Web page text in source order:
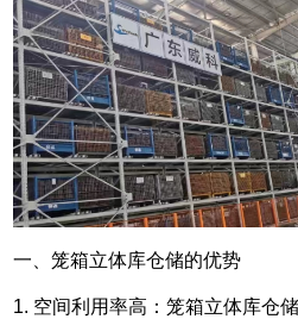
一、笼箱立体库仓储的优势
1. 空间利用率高：笼箱立体库仓